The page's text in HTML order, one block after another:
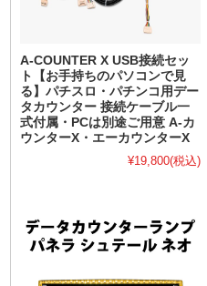
A-COUNTER X USB接続セッ
ト【お手持ちのパソコンで見
る】パチスロ・パチンコ用デー
タカウンター 接続ケーブル一
式付属・PCは別途ご用意 A-カ
ウンターX・エーカウンターX
¥19,800(税込)